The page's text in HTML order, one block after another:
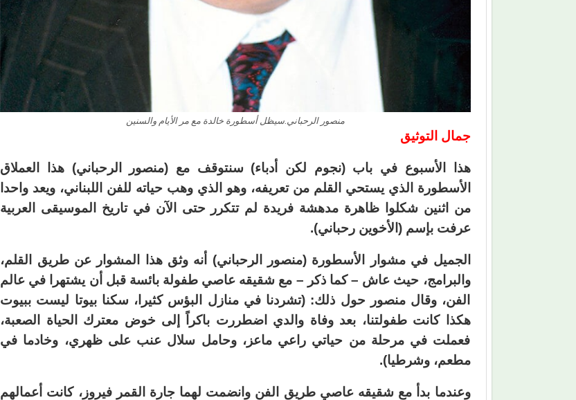
منصور الرحباني.سيظل أسطورة خالدة مع مر الأيام والسنين
جمال التوثيق
هذا الأسبوع في باب (نجوم لكن أدباء) سنتوقف مع (منصور الرحباني) هذا العملاق
الأسطورة الذي يستحي القلم من تعريفه، وهو الذي وهب حياته للفن اللبناني، ويعد واحدا
من اثنين شكلوا ظاهرة مدهشة فريدة لم تتكرر حتى الآن في تاريخ الموسيقى العربية
عرفت بإسم (الأخوين رحباني).
الجميل في مشوار الأسطورة (منصور الرحباني) أنه وثق هذا المشوار عن طريق القلم،
والبرامج، حيث عاش – كما ذكر – مع شقيقه عاصي طفولة بائسة قبل أن يشتهرا في عالم
الفن، وقال منصور حول ذلك: (تشردنا في منازل البؤس كثيرا، سكنا بيوتا ليست ببيوت
هكذا كانت طفولتنا، بعد وفاة والدي اضطررت باكراً إلى خوض معترك الحياة الصعبة،
فعملت في مرحلة من حياتي راعي ماعز، وحامل سلال عنب على ظهري، وخادما في
مطعم، وشرطيا).
وعندما بدأ مع شقيقه عاصي طريق الفن وانضمت لهما جارة القمر فيروز، كانت أعمالهم